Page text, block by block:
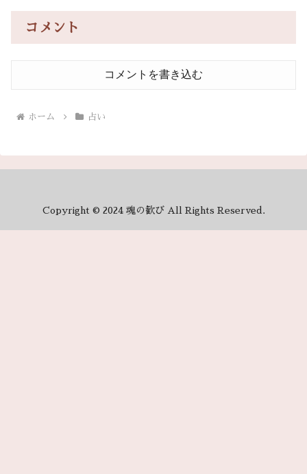
コメント
コメントを書き込む
ホーム 占い
Copyright © 2024 魂の歓び All Rights Reserved.